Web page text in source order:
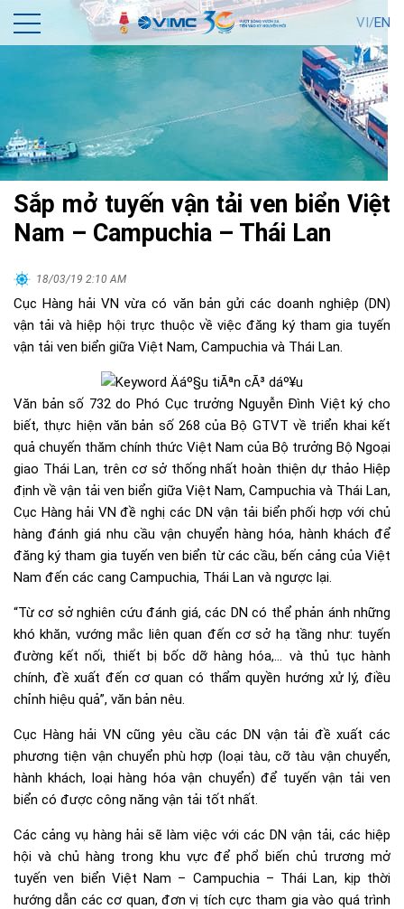
VI/EN
Sắp mở tuyến vận tải ven biển Việt
Nam – Campuchia – Thái Lan
18/03/19 2:10 AM
Cục Hàng hải VN vừa có văn bản gửi các doanh nghiệp (DN)
vận tải và hiệp hội trực thuộc về việc đăng ký tham gia tuyến
vận tải ven biển giữa Việt Nam, Campuchia và Thái Lan.
Văn bản số 732 do Phó Cục trưởng Nguyễn Đình Việt ký cho
biết, thực hiện văn bản số 268 của Bộ GTVT về triển khai kết
quả chuyến thăm chính thức Việt Nam của Bộ trưởng Bộ Ngoại
giao Thái Lan, trên cơ sở thống nhất hoàn thiện dự thảo Hiệp
định về vận tải ven biển giữa Việt Nam, Campuchia và Thái Lan,
Cục Hàng hải VN đề nghị các DN vận tải biển phối hợp với chủ
hàng đánh giá nhu cầu vận chuyển hàng hóa, hành khách để
đăng ký tham gia tuyến ven biển từ các cầu, bến cảng của Việt
Nam đến các cang Campuchia, Thái Lan và ngược lại.
“Từ cơ sở nghiên cứu đánh giá, các DN có thể phản ánh những
khó khăn, vướng mắc liên quan đến cơ sở hạ tầng như: tuyến
đường kết nối, thiết bị bốc dỡ hàng hóa,… và thủ tục hành
chính, đề xuất đến cơ quan có thẩm quyền hướng xử lý, điều
chỉnh hiệu quả”, văn bản nêu.
Cục Hàng hải VN cũng yêu cầu các DN vận tải đề xuất các
phương tiện vận chuyển phù hợp (loại tàu, cỡ tàu vận chuyển,
hành khách, loại hàng hóa vận chuyển) để tuyến vận tải ven
biển có được công năng vận tải tốt nhất.
Các cảng vụ hàng hải sẽ làm việc với các DN vận tải, các hiệp
hội và chủ hàng trong khu vực để phổ biến chủ trương mở
tuyến ven biển Việt Nam – Campuchia – Thái Lan, kịp thời
hướng dẫn các cơ quan, đơn vị tích cực tham gia vào quá trình